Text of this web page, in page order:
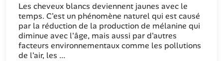
Les cheveux blancs deviennent jaunes avec le
temps. C'est un phénomène naturel qui est causé
par la réduction de la production de mélanine qui
diminue avec l'âge, mais aussi par d'autres
facteurs environnementaux comme les pollutions
de l'air, les ...